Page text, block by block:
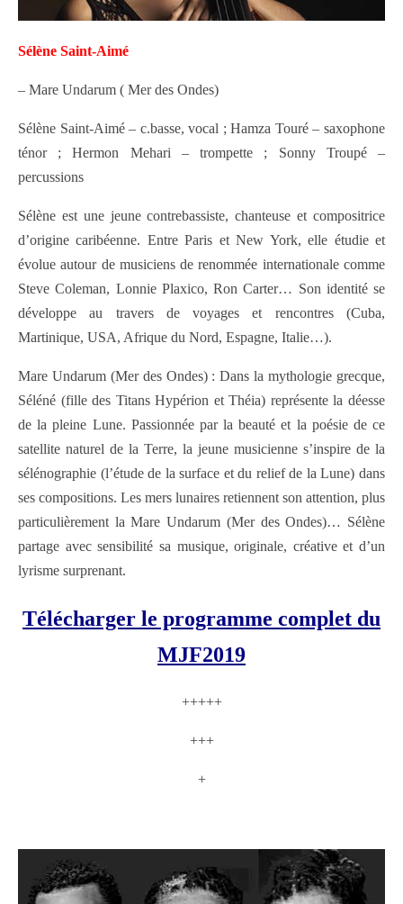
Sélène Saint-Aimé
– Mare Undarum ( Mer des Ondes)
Sélène Saint-Aimé – c.basse, vocal ; Hamza Touré – saxophone
ténor ; Hermon Mehari – trompette ; Sonny Troupé –
percussions
Sélène est une jeune contrebassiste, chanteuse et compositrice
d’origine caribéenne. Entre Paris et New York, elle étudie et
évolue autour de musiciens de renommée internationale comme
Steve Coleman, Lonnie Plaxico, Ron Carter… Son identité se
développe au travers de voyages et rencontres (Cuba,
Martinique, USA, Afrique du Nord, Espagne, Italie…).
Mare Undarum (Mer des Ondes) : Dans la mythologie grecque,
Séléné (fille des Titans Hypérion et Théia) représente la déesse
de la pleine Lune. Passionnée par la beauté et la poésie de ce
satellite naturel de la Terre, la jeune musicienne s’inspire de la
sélénographie (l’étude de la surface et du relief de la Lune) dans
ses compositions. Les mers lunaires retiennent son attention, plus
particulièrement la Mare Undarum (Mer des Ondes)… Sélène
partage avec sensibilité sa musique, originale, créative et d’un
lyrisme surprenant.
Télécharger le programme complet du
MJF2019
+++++
+++
+